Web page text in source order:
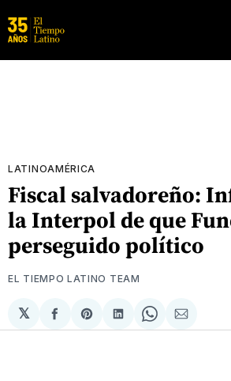
LATINOAMÉRICA
Fiscal salvadoreño:
la Interpol de que
perseguido político
EL TIEMPO LATINO TEAM
𝕏
Compartir
en
Share
on
Compartir
en
Share
on
via